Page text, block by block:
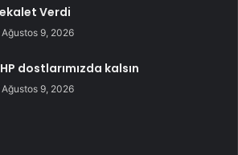
Verdi
Ağustos 9, 2026
dostlarımızda kalsın
Ağustos 9, 2026